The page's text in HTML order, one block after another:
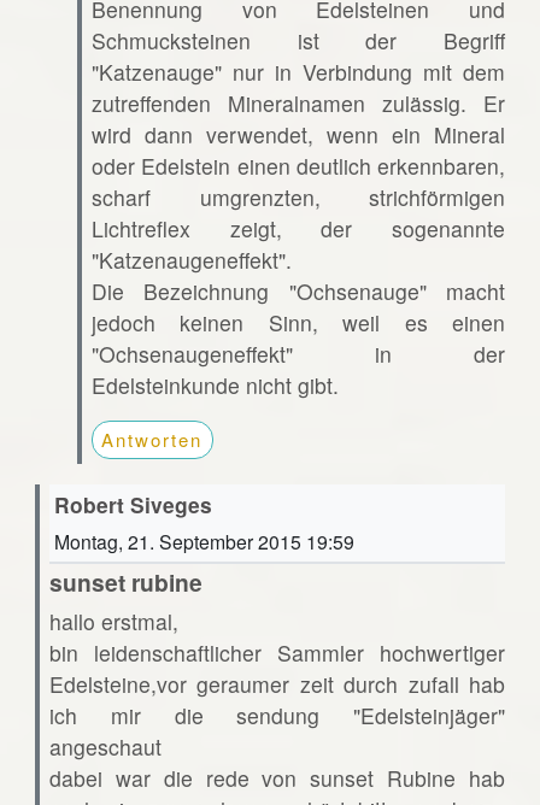
Benennung von Edelsteinen und
Schmucksteinen ist der Begriff
"Katzenauge" nur in Verbindung mit dem
zutreffenden Mineralnamen zulässig. Er
wird dann verwendet, wenn ein Mineral
oder Edelstein einen deutlich erkennbaren,
scharf umgrenzten, strichförmigen
Lichtreflex zeigt, der sogenannte
"Katzenaugeneffekt".
Die Bezeichnung "Ochsenauge" macht
jedoch keinen Sinn, weil es einen
"Ochsenaugeneffekt" in der
Edelsteinkunde nicht gibt.
Antworten
Robert Siveges
Montag, 21. September 2015 19:59
sunset rubine
hallo erstmal,
bin leidenschaftlicher Sammler hochwertiger
Edelsteine,vor geraumer zeit durch zufall hab
ich mir die sendung "Edelsteinjäger"
angeschaut
dabei war die rede von sunset Rubine hab